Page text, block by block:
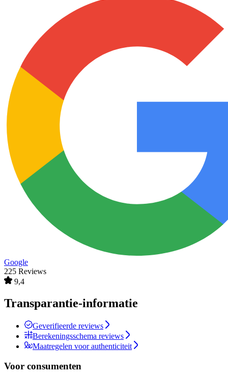
Google
225 Reviews
9,4
Transparantie-informatie
Geverifieerde reviews
Berekeningsschema reviews
Maatregelen voor authenticiteit
Voor consumenten